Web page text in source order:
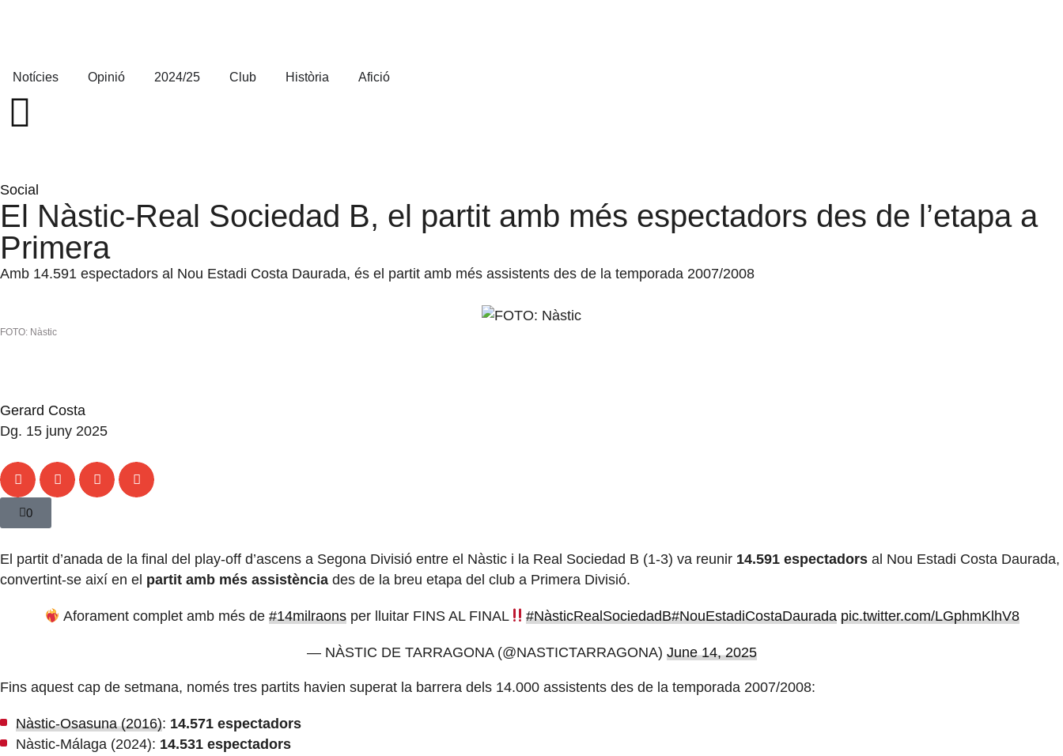
Notícies Opinió 2024/25 Club Història Afició
Social
El Nàstic-Real Sociedad B, el partit amb més espectadors des de l’etapa a
Primera
Amb 14.591 espectadors al Nou Estadi Costa Daurada, és el partit amb més assistents des de la temporada 2007/2008
FOTO: Nàstic
Gerard Costa
Dg. 15 juny 2025
0
El partit d’anada de la final del play-off d’ascens a Segona Divisió entre el Nàstic i la Real Sociedad B (1-3) va reunir 14.591 espectadors al Nou Estadi Costa Daurada,
convertint-se així en el partit amb més assistència des de la breu etapa del club a Primera Divisió.
Aforament complet amb més de #14milraons per lluitar FINS AL FINAL #NàsticRealSociedadB#NouEstadiCostaDaurada pic.twitter.com/LGphmKlhV8
— NÀSTIC DE TARRAGONA (@NASTICTARRAGONA) June 14, 2025
Fins aquest cap de setmana, només tres partits havien superat la barrera dels 14.000 assistents des de la temporada 2007/2008:
Nàstic-Osasuna (2016): 14.571 espectadors
Nàstic-Málaga (2024): 14.531 espectadors